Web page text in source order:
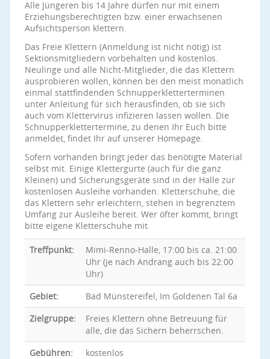
Alle Jüngeren bis 14 Jahre dürfen nur mit einem
Erziehungsberechtigten bzw. einer erwachsenen
Aufsichtsperson klettern.
Das Freie Klettern (Anmeldung ist nicht nötig) ist
Sektionsmitgliedern vorbehalten und kostenlos.
Neulinge und alle Nicht-Mitglieder, die das Klettern
ausprobieren wollen, können bei den meist monatlich
einmal stattfindenden Schnupperkletterterminen
unter Anleitung für sich herausfinden, ob sie sich
auch vom Klettervirus infizieren lassen wollen. Die
Schnupperklettertermine, zu denen Ihr Euch bitte
anmeldet, findet Ihr auf unserer Homepage.
Sofern vorhanden bringt jeder das benötigte Material
selbst mit. Einige Klettergurte (auch für die ganz
Kleinen) und Sicherungsgeräte sind in der Halle zur
kostenlosen Ausleihe vorhanden. Kletterschuhe, die
das Klettern sehr erleichtern, stehen in begrenztem
Umfang zur Ausleihe bereit. Wer öfter kommt, bringt
bitte eigene Kletterschuhe mit.
Treffpunkt:
Mimi-Renno-Halle, 17:00 bis ca. 21:00
Uhr (je nach Andrang auch bis 22:00
Uhr)
Gebiet:
Bad Münstereifel, Im Goldenen Tal 6a
Zielgruppe:
Freies Klettern ohne Betreuung für
alle, die das Sichern beherrschen.
Gebühren:
kostenlos